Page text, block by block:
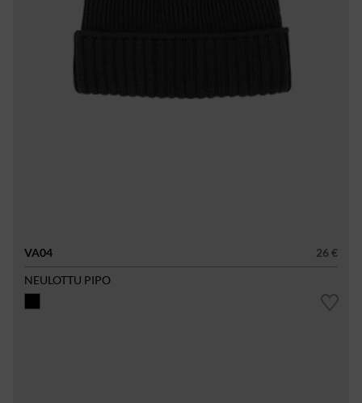
VA04
26 €
NEULOTTU PIPO